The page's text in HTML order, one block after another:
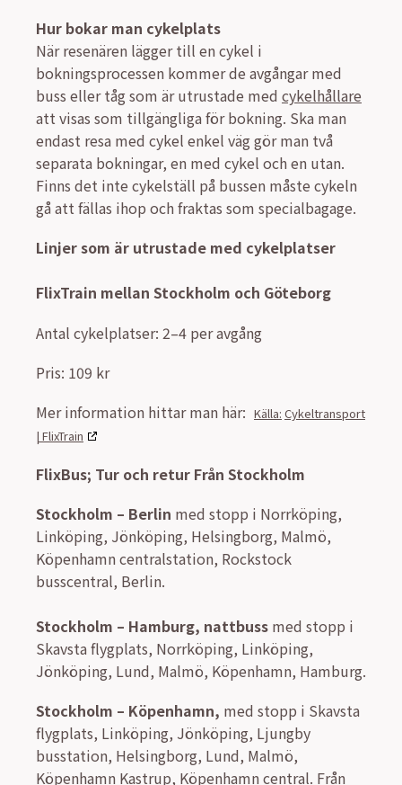
Hur bokar man cykelplats
När resenären lägger till en cykel i
bokningsprocessen kommer de avgångar med
buss eller tåg som är utrustade med cykelhållare
att visas som tillgängliga för bokning. Ska man
endast resa med cykel enkel väg gör man två
separata bokningar, en med cykel och en utan.
Finns det inte cykelställ på bussen måste cykeln
gå att fällas ihop och fraktas som specialbagage.
Linjer som är utrustade med cykelplatser
FlixTrain mellan Stockholm och Göteborg
Antal cykelplatser: 2–4 per avgång
Pris: 109 kr
Mer information hittar man här:
Cykeltransport
| FlixTrain
FlixBus; Tur och retur Från Stockholm
Stockholm – Berlin med stopp i Norrköping,
Linköping, Jönköping, Helsingborg, Malmö,
Köpenhamn centralstation, Rockstock
busscentral, Berlin.
Stockholm – Hamburg, nattbuss med stopp i
Skavsta flygplats, Norrköping, Linköping,
Jönköping, Lund, Malmö, Köpenhamn, Hamburg.
Stockholm – Köpenhamn, med stopp i Skavsta
flygplats, Linköping, Jönköping, Ljungby
busstation, Helsingborg, Lund, Malmö,
Köpenhamn Kastrup, Köpenhamn central. Från